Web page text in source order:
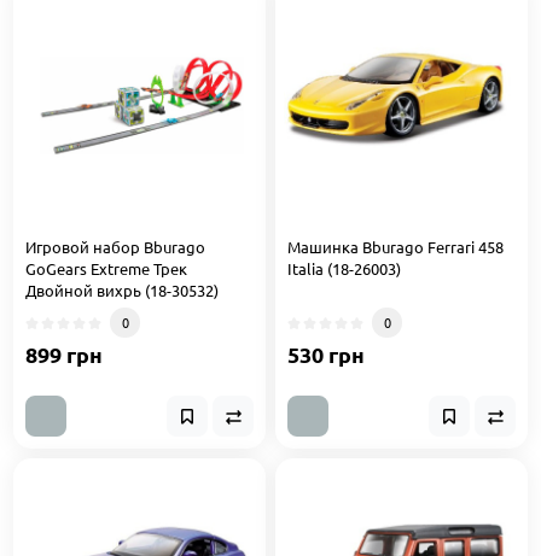
Игровой набор Bburago
GoGears Extreme Трек
Двойной вихрь (18-30532)
0
899 грн
Машинка Bburago Ferrari 458
Italia (18-26003)
0
530 грн